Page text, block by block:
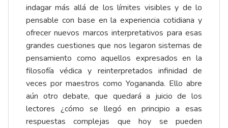
indagar más allá de los límites visibles y de lo
pensable con base en la experiencia cotidiana y
ofrecer nuevos marcos interpretativos para esas
grandes cuestiones que nos legaron sistemas de
pensamiento como aquellos expresados en la
filosofía védica y reinterpretados infinidad de
veces por maestros como Yogananda. Ello abre
aún otro debate, que quedará a juicio de los
lectores ¿cómo se llegó en principio a esas
respuestas complejas que hoy se pueden